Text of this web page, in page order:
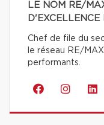
LE NOM RE/
Chef de file du
le réseau RE/
performants.